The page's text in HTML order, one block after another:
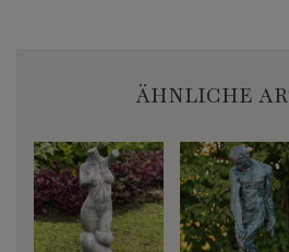
ÄHNLICHE